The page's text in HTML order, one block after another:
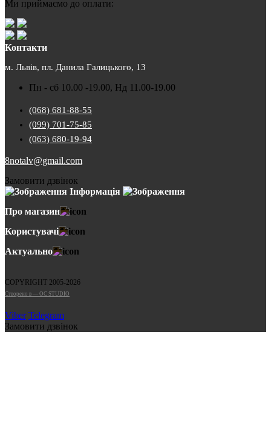
Ми приймаємо до оплати:
Контакти
м. Львів, пл. Данила Галицького, 13
Пн - сб 10.00 -19.00, Нд 11.00-19.00
(068) 681-88-55
(099) 701-75-85
(063) 680-19-94
8notalv@gmail.com
Замовити дзвінок
Інформація
Про магазин
Користувачі
Актуально
COPYRIGHT 2005-2026
Cтворено в — OC STUDIO
Viber Telegram
Замовити дзвінок